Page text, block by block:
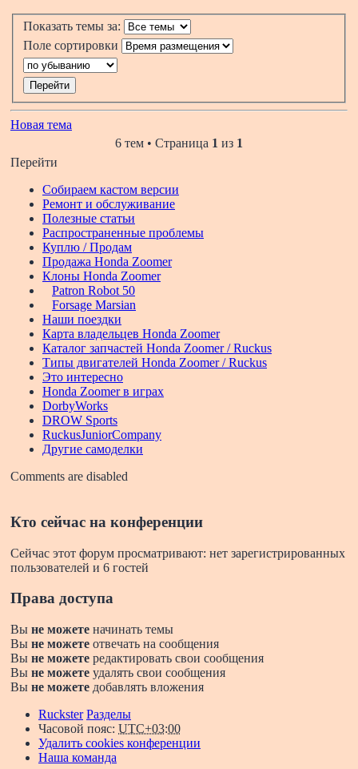
Показать темы за:
Поле сортировки
Новая тема
6 тем • Страница 1 из 1
Перейти
Собираем кастом версии
Ремонт и обслуживание
Полезные статьи
Распространенные проблемы
Куплю / Продам
Продажа Honda Zoomer
Клоны Honda Zoomer
Patron Robot 50
Forsage Marsian
Наши поездки
Карта владельцев Honda Zoomer
Каталог запчастей Honda Zoomer / Ruckus
Типы двигателей Honda Zoomer / Ruckus
Это интересно
Honda Zoomer в играх
DorbyWorks
DROW Sports
RuckusJuniorCompany
Другие самоделки
Comments are disabled
Кто сейчас на конференции
Сейчас этот форум просматривают: нет зарегистрированных
пользователей и 6 гостей
Права доступа
Вы не можете начинать темы
Вы не можете отвечать на сообщения
Вы не можете редактировать свои сообщения
Вы не можете удалять свои сообщения
Вы не можете добавлять вложения
Ruckster Разделы
Часовой пояс: UTC+03:00
Удалить cookies конференции
Наша команда